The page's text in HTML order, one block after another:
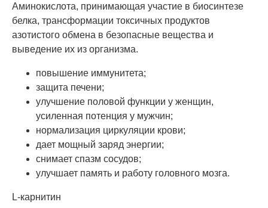
Аминокислота, принимающая участие в биосинтезе
белка, трансформации токсичных продуктов
азотистого обмена в безопасные вещества и
выведение их из организма.
повышение иммунитета;
защита печени;
улучшение половой функции у женщин,
усиленная потенция у мужчин;
нормализация циркуляции крови;
дает мощный заряд энергии;
снимает спазм сосудов;
улучшает память и работу головного мозга.
L-карнитин